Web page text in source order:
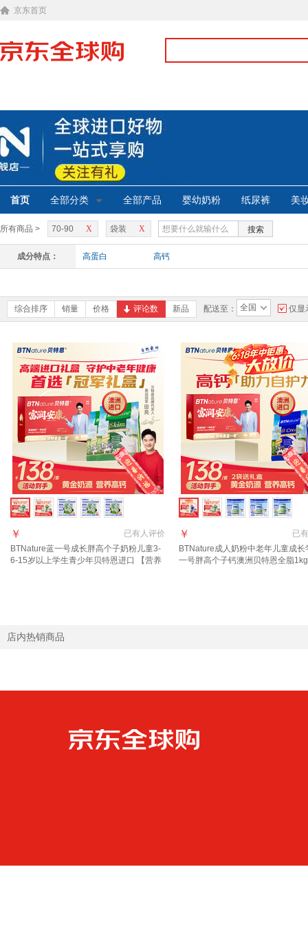
京东首页
首页 全部分类 全部产品 婴幼奶粉 纸尿裤 美
所有商品 > X
70-90 X
袋装 搜索
成分特点： 高蛋白 高钙
综合排序 销量 价格 评论数 新品 配送至： 全国 仅显
已有人评价
￥
BTNature蓝一号成长胖高个子奶粉儿童3-
6-15岁以上学生青少年贝特恩进口 【营养
已有
￥
BTNature成人奶粉中老年儿童成长
一号胖高个子钙澳洲贝特恩全脂
店内热销商品